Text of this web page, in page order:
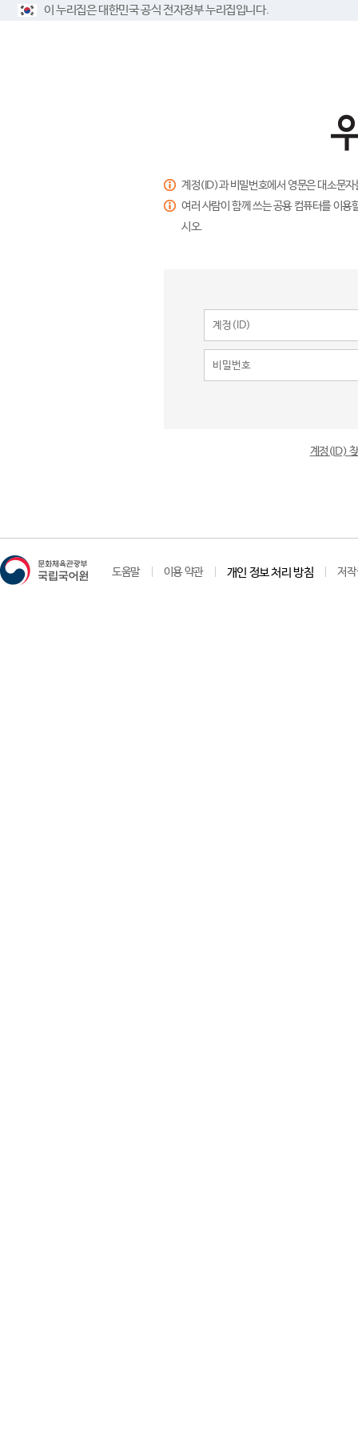
이 누리집은 대한민국 공식 전자정부 누리집입니다.
계정(ID)과 비밀번호에서 영문은 대소문
여러 사람이 함께 쓰는 공용 컴퓨터를 이
시오.
계정(ID)
도움말 이용 약관 개인 정보 처리 방침 저